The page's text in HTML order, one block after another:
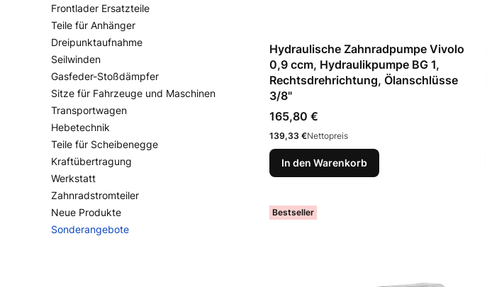
Frontlader Ersatzteile
Teile für Anhänger
Dreipunktaufnahme
Seilwinden
Gasfeder-Stoßdämpfer
Sitze für Fahrzeuge und Maschinen
Transportwagen
Hebetechnik
Teile für Scheibenegge
Kraftübertragung
Werkstatt
Zahnradstromteiler
Neue Produkte
Sonderangebote
Hydraulische Zahnradpumpe Vivolo
0,9 ccm, Hydraulikpumpe BG 1,
Rechtsdrehrichtung, Ölanschlüsse
3/8"
Preis
165,80 €
Preis
139,33 €Nettopreis
In den Warenkorb
Bestseller